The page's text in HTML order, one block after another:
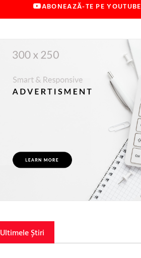
ABONEAZĂ-TE PE YOUTUBE
Ultimele Știri